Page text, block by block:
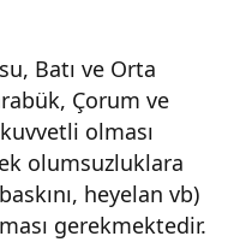
Batı ve Orta
Çorum ve
olması
olumsuzluklara
heyelan vb)
gerekmektedir.